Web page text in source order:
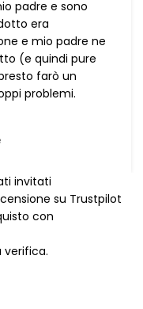
padre e sono
era
e mio padre ne
(e quindi pure
farò un
problemi.
invitati
su Trustpilot
con
verifica.